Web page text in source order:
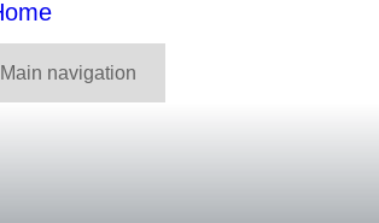
Main navigation